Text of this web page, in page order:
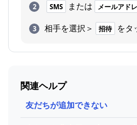
SMS または メールアド
相手を選択＞
招待 をタ
関連ヘルプ
友だちが追加できない